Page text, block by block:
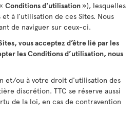
Conditions d'utilisation»), lesquelles
à l’utilisation de ces Sites. Nous
de naviguer sur ceux-ci.
vous acceptez d’être lié par les
les Conditions d’utilisation, nous
et/ou à votre droit d'utilisation des
discrétion. TTC se réserve aussi
de la loi, en cas de contravention